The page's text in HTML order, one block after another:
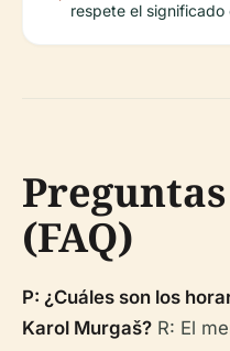
respete el significado
(FAQ)
P: ¿Cuáles son los
Karol Murgaš? R: El